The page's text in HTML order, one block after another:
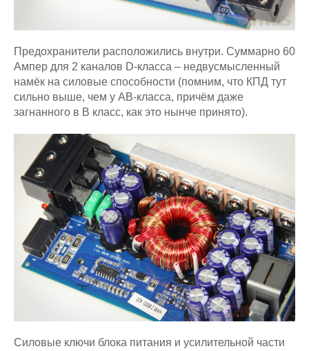
Предохранители расположились внутри. Суммарно 60
Ампер для 2 каналов D-класса – недвусмысленный
намёк на силовые способности (помним, что КПД тут
сильно выше, чем у АВ-класса, причём даже
загнанного в B класс, как это нынче принято).
Силовые ключи блока питания и усилительной части